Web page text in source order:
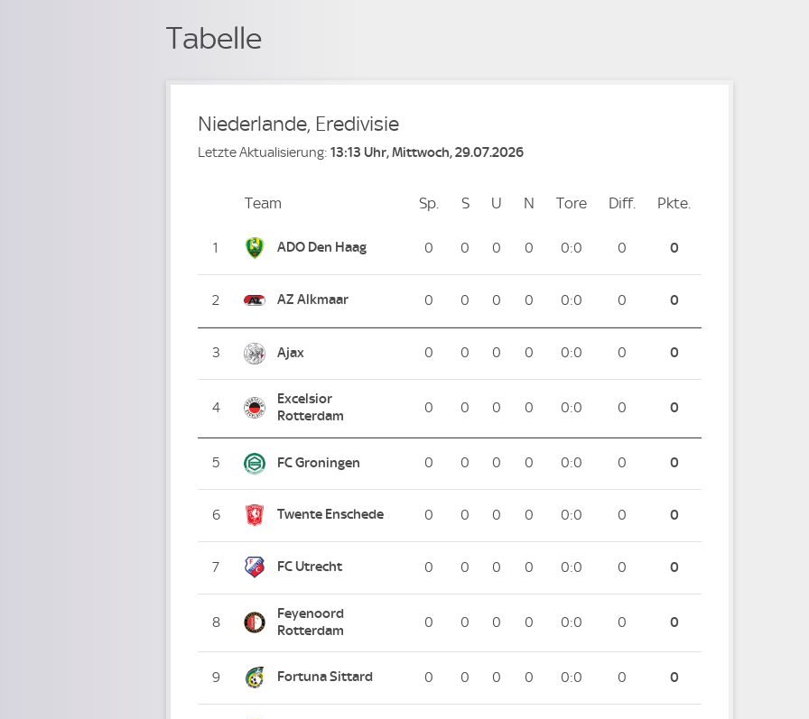
Tabelle
Niederlande, Eredivisie
Letzte Aktualisierung: 13:13 Uhr, Mittwoch, 29.07.2026
PlatzTeam Sp. Spiele
SSiege
U Unentschieden
N Niederlagen
Tore ToreDiff. Differenz
Pkte.
1 ADO Den Haag 0 0 0 0 0:0 0 0
2 AZ Alkmaar 0 0 0 0 0:0 0 0
3 Ajax 0 0 0 0 0:0 0 0
4
Excelsior
Rotterdam
0 0 0 0 0:0 0 0
5 FC Groningen 0 0 0 0 0:0 0 0
6 Twente Enschede 0 0 0 0 0:0 0 0
7 FC Utrecht 0 0 0 0 0:0 0 0
8
Feyenoord
Rotterdam
0 0 0 0 0:0 0 0
9 Fortuna Sittard 0 0 0 0 0:0 0 0